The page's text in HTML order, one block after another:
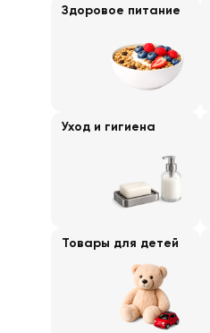
Здоровое питание
Уход и гигиена
Товары для детей